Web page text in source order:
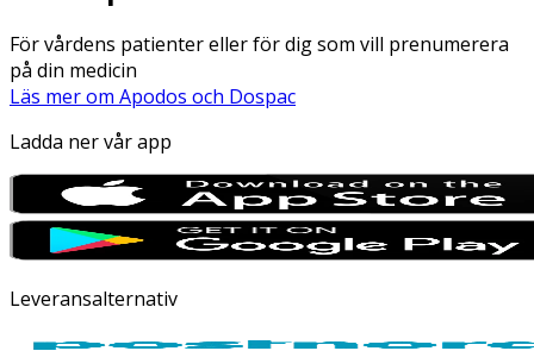
För vårdens patienter eller för dig som vill prenumerera
på din medicin
Läs mer om Apodos och Dospac
Ladda ner vår app
Leveransalternativ